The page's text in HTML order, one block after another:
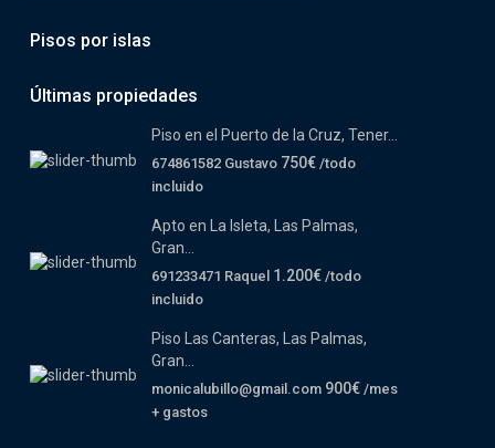
Pisos por islas
Últimas propiedades
Piso en el Puerto de la Cruz, Tener...
674861582 Gustavo 750€ /todo
incluido
Apto en La Isleta, Las Palmas,
Gran...
691233471 Raquel 1.200€ /todo
incluido
Piso Las Canteras, Las Palmas,
Gran...
monicalubillo@gmail.com 900€ /mes
+ gastos